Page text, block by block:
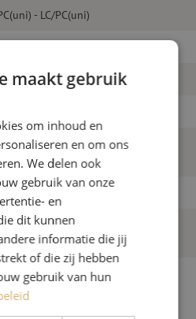
- LC/PC(uni)
duplex SM, LC/PC(uni)-
2.0mm, 11m
maakt gebruik
om inhoud en
en om ons
We delen ook
gebruik van onze
en
dit kunnen
informatie die jij
of die zij hebben
gebruik van hun